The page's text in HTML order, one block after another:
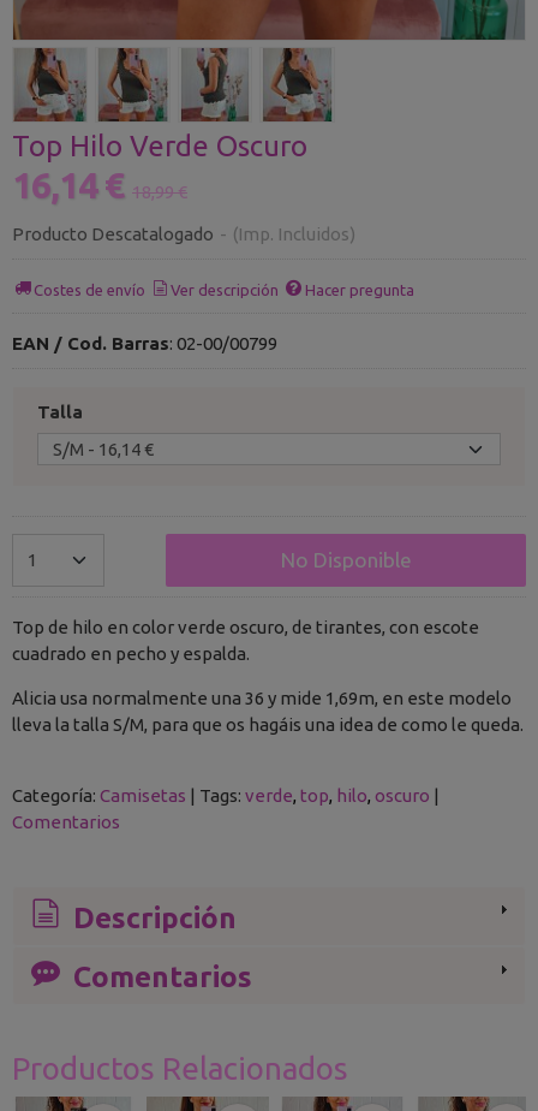
Top Hilo Verde Oscuro
16,14 € 18,99 €
Producto Descatalogado - (Imp. Incluidos)
Costes de envío Ver descripción Hacer pregunta
EAN / Cod. Barras: 02-00/00799
Talla
No Disponible
Top de hilo en color verde oscuro, de tirantes, con escote
cuadrado en pecho y espalda.
Alicia usa normalmente una 36 y mide 1,69m, en este modelo
lleva la talla S/M, para que os hagáis una idea de como le queda.
Categoría: Camisetas Tags: verde top hilo oscuro
Comentarios
Descripción
Comentarios
Productos Relacionados